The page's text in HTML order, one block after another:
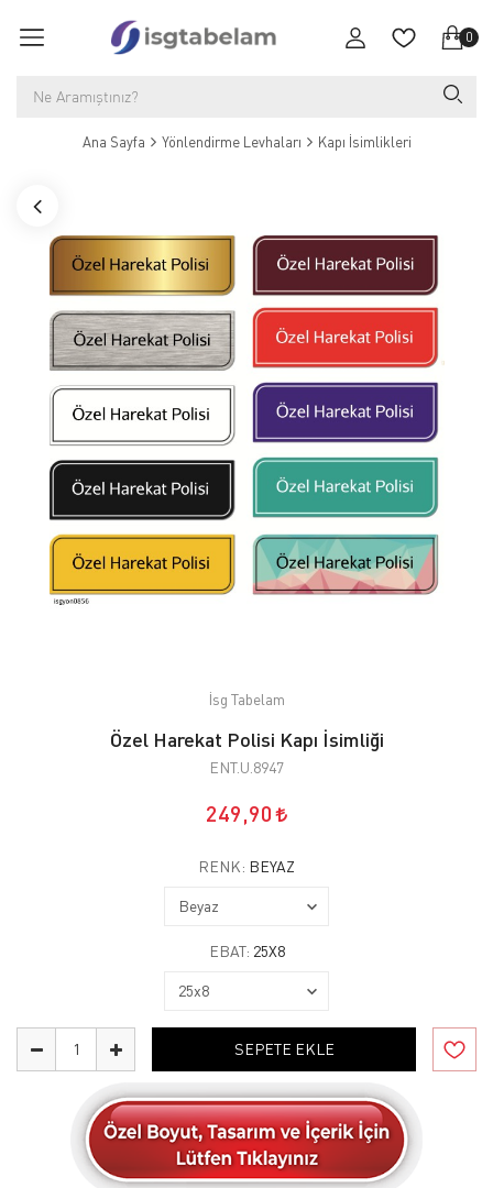
0
Ana Sayfa Yönlendirme Levhaları Kapı İsimlikleri
İsg Tabelam
Özel Harekat Polisi Kapı İsimliği
ENT.U.8947
249,90
RENK: BEYAZ
EBAT: 25X8
SEPETE EKLE